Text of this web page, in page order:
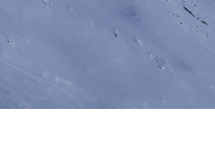
Winter in Tux
Das Zillertal